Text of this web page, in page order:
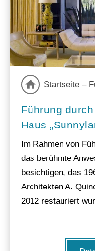
Startseite –
Führung
Haus
Im Rahmen von
das berühmte
besichtigen, das
Architekten A.
2012 restauriert